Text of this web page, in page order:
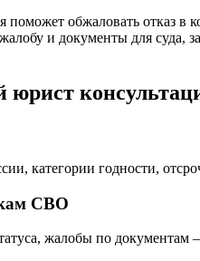
юрист
категории годности,
СВО
жалобы по